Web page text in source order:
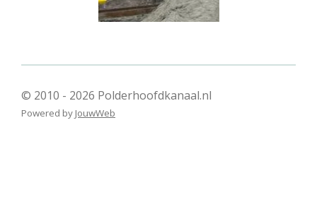
© 2010 - 2026 Polderhoofdkanaal.nl
Powered by JouwWeb